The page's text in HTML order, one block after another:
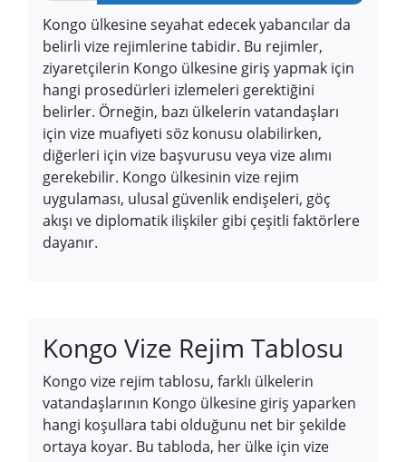
Kongo ülkesine seyahat edecek yabancılar da
belirli vize rejimlerine tabidir. Bu rejimler,
ziyaretçilerin Kongo ülkesine giriş yapmak için
hangi prosedürleri izlemeleri gerektiğini
belirler. Örneğin, bazı ülkelerin vatandaşları
için vize muafiyeti söz konusu olabilirken,
diğerleri için vize başvurusu veya vize alımı
gerekebilir. Kongo ülkesinin vize rejim
uygulaması, ulusal güvenlik endişeleri, göç
akışı ve diplomatik ilişkiler gibi çeşitli faktörlere
dayanır.
Kongo Vize Rejim Tablosu
Kongo vize rejim tablosu, farklı ülkelerin
vatandaşlarının Kongo ülkesine giriş yaparken
hangi koşullara tabi olduğunu net bir şekilde
ortaya koyar. Bu tabloda, her ülke için vize